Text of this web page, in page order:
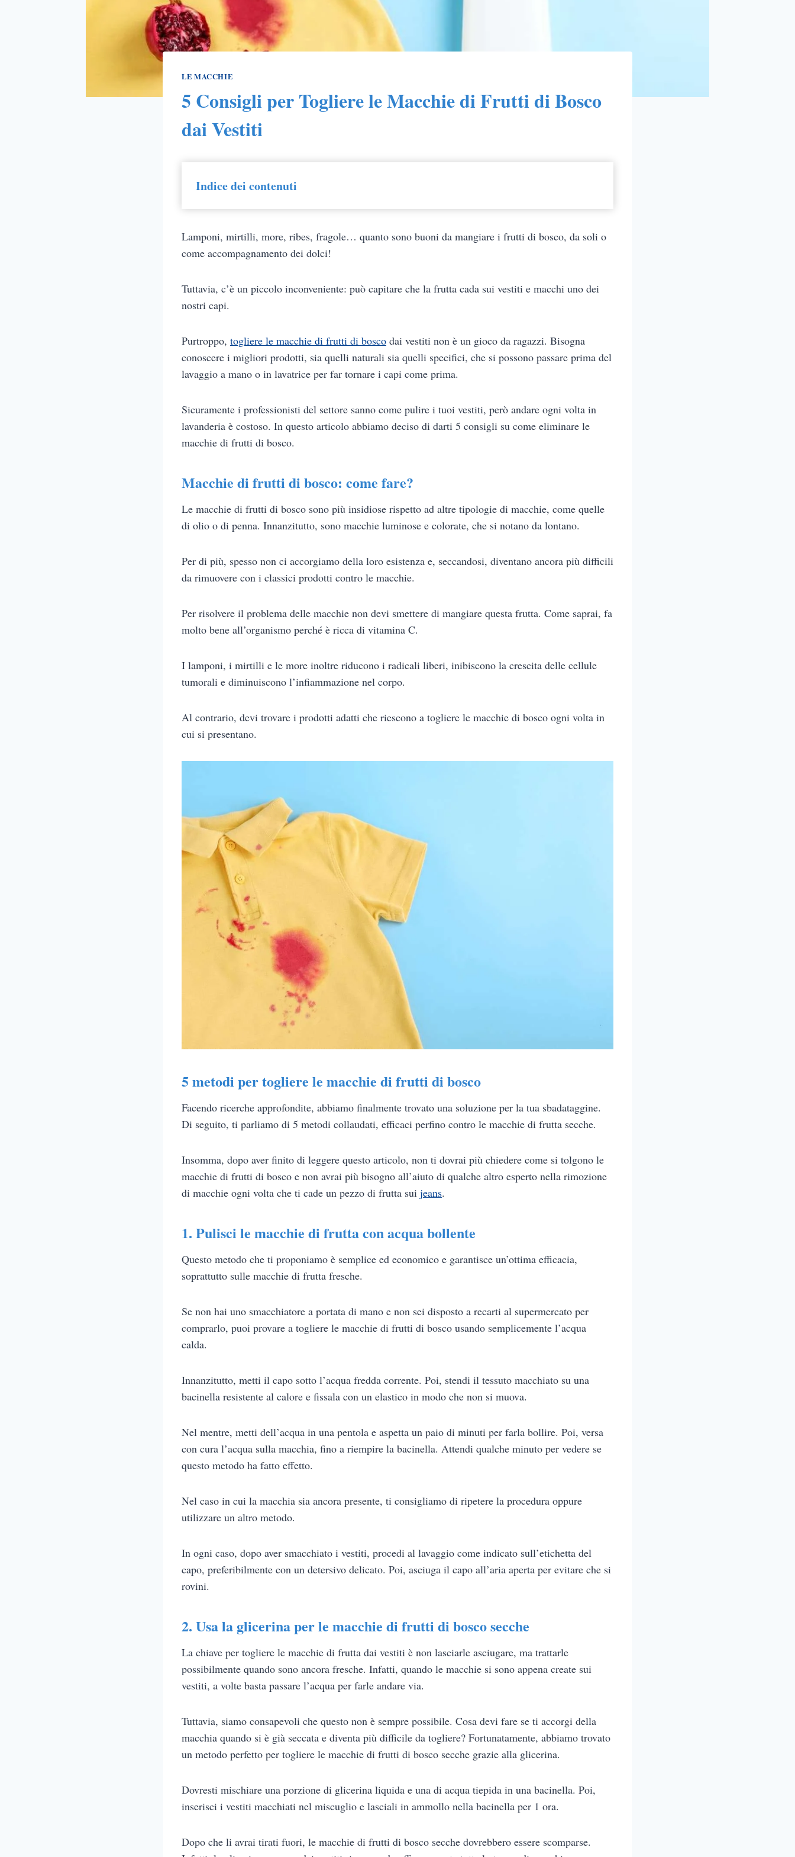
LE MACCHIE
5 Consigli per Togliere le Macchie di Frutti di Bosco
dai Vestiti
Indice dei contenuti
Lamponi, mirtilli, more, ribes, fragole… quanto sono buoni da mangiare i frutti di bosco, da soli o
come accompagnamento dei dolci!
Tuttavia, c’è un piccolo inconveniente: può capitare che la frutta cada sui vestiti e macchi uno dei
nostri capi.
Purtroppo, togliere le macchie di frutti di bosco dai vestiti non è un gioco da ragazzi. Bisogna
conoscere i migliori prodotti, sia quelli naturali sia quelli specifici, che si possono passare prima del
lavaggio a mano o in lavatrice per far tornare i capi come prima.
Sicuramente i professionisti del settore sanno come pulire i tuoi vestiti, però andare ogni volta in
lavanderia è costoso. In questo articolo abbiamo deciso di darti 5 consigli su come eliminare le
macchie di frutti di bosco.
Macchie di frutti di bosco: come fare?
Le macchie di frutti di bosco sono più insidiose rispetto ad altre tipologie di macchie, come quelle
di olio o di penna. Innanzitutto, sono macchie luminose e colorate, che si notano da lontano.
Per di più, spesso non ci accorgiamo della loro esistenza e, seccandosi, diventano ancora più difficili
da rimuovere con i classici prodotti contro le macchie.
Per risolvere il problema delle macchie non devi smettere di mangiare questa frutta. Come saprai, fa
molto bene all’organismo perché è ricca di vitamina C.
I lamponi, i mirtilli e le more inoltre riducono i radicali liberi, inibiscono la crescita delle cellule
tumorali e diminuiscono l’infiammazione nel corpo.
Al contrario, devi trovare i prodotti adatti che riescono a togliere le macchie di bosco ogni volta in
cui si presentano.
5 metodi per togliere le macchie di frutti di bosco
Facendo ricerche approfondite, abbiamo finalmente trovato una soluzione per la tua sbadataggine.
Di seguito, ti parliamo di 5 metodi collaudati, efficaci perfino contro le macchie di frutta secche.
Insomma, dopo aver finito di leggere questo articolo, non ti dovrai più chiedere come si tolgono le
macchie di frutti di bosco e non avrai più bisogno all’aiuto di qualche altro esperto nella rimozione
di macchie ogni volta che ti cade un pezzo di frutta sui jeans.
1. Pulisci le macchie di frutta con acqua bollente
Questo metodo che ti proponiamo è semplice ed economico e garantisce un’ottima efficacia,
soprattutto sulle macchie di frutta fresche.
Se non hai uno smacchiatore a portata di mano e non sei disposto a recarti al supermercato per
comprarlo, puoi provare a togliere le macchie di frutti di bosco usando semplicemente l’acqua
calda.
Innanzitutto, metti il capo sotto l’acqua fredda corrente. Poi, stendi il tessuto macchiato su una
bacinella resistente al calore e fissala con un elastico in modo che non si muova.
Nel mentre, metti dell’acqua in una pentola e aspetta un paio di minuti per farla bollire. Poi, versa
con cura l’acqua sulla macchia, fino a riempire la bacinella. Attendi qualche minuto per vedere se
questo metodo ha fatto effetto.
Nel caso in cui la macchia sia ancora presente, ti consigliamo di ripetere la procedura oppure
utilizzare un altro metodo.
In ogni caso, dopo aver smacchiato i vestiti, procedi al lavaggio come indicato sull’etichetta del
capo, preferibilmente con un detersivo delicato. Poi, asciuga il capo all’aria aperta per evitare che si
rovini.
2. Usa la glicerina per le macchie di frutti di bosco secche
La chiave per togliere le macchie di frutta dai vestiti è non lasciarle asciugare, ma trattarle
possibilmente quando sono ancora fresche. Infatti, quando le macchie si sono appena create sui
vestiti, a volte basta passare l’acqua per farle andare via.
Tuttavia, siamo consapevoli che questo non è sempre possibile. Cosa devi fare se ti accorgi della
macchia quando si è già seccata e diventa più difficile da togliere? Fortunatamente, abbiamo trovato
un metodo perfetto per togliere le macchie di frutti di bosco secche grazie alla glicerina.
Dovresti mischiare una porzione di glicerina liquida e una di acqua tiepida in una bacinella. Poi,
inserisci i vestiti macchiati nel miscuglio e lasciali in ammollo nella bacinella per 1 ora.
Dopo che li avrai tirati fuori, le macchie di frutti di bosco secche dovrebbero essere scomparse.